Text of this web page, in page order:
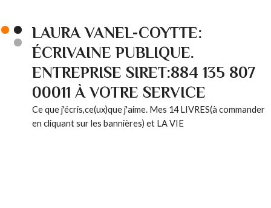
LAURA VANEL-COYTTE:
ÉCRIVAINE PUBLIQUE.
ENTREPRISE SIRET:884 135 807
00011 À VOTRE SERVICE
Ce que j'écris,ce(ux)que j'aime. Mes 14 LIVRES(à commander
en cliquant sur les bannières) et LA VIE